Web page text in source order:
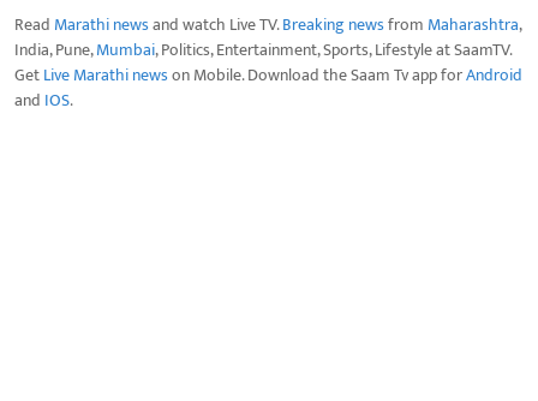
Read Marathi newsand watch Live TV.Breaking newsfrom Maharashtra,
India, Pune,Mumbai, Politics, Entertainment, Sports, Lifestyle at SaamTV.
GetLive Marathi newson Mobile. Download the Saam Tv app forAndroid
and IOS.